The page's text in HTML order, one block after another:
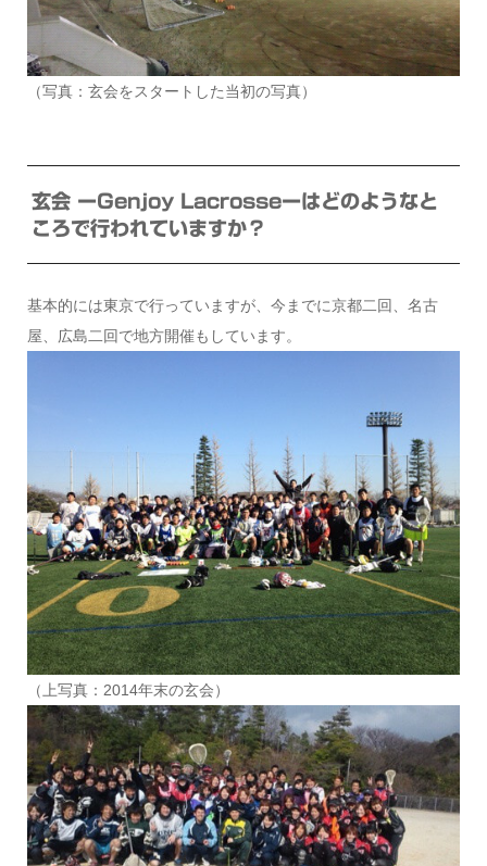
（写真：玄会をスタートした当初の写真）
玄会 ーGenjoy Lacrosseーはどのようなと
ころで行われていますか？
基本的には東京で行っていますが、今までに京都二回、名古
屋、広島二回で地方開催もしています。
（上写真：2014年末の玄会）